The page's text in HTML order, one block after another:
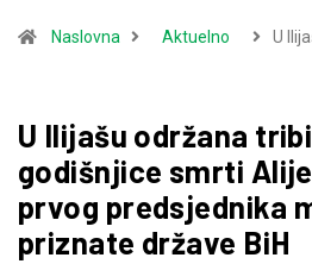
Naslovna Aktuelno U
U Ilijašu održana
godišnjice smrti
prvog predsjednika
priznate države BiH